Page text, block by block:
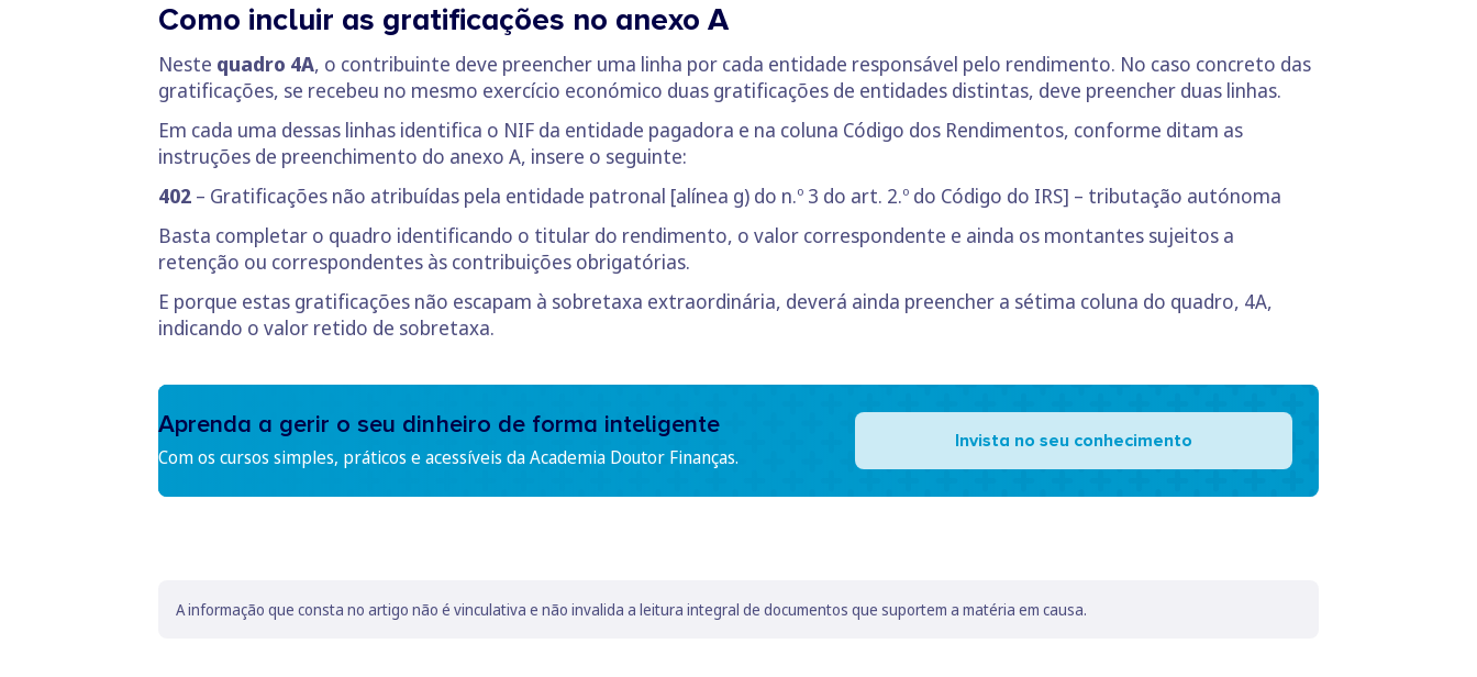
Como incluir as gratificações no anexo A
Neste quadro 4A, o contribuinte deve preencher uma linha por cada entidade responsável pelo rendimento. No caso concreto das
gratificações, se recebeu no mesmo exercício económico duas gratificações de entidades distintas, deve preencher duas linhas.
Em cada uma dessas linhas identifica o NIF da entidade pagadora e na coluna Código dos Rendimentos, conforme ditam as
instruções de preenchimento do anexo A, insere o seguinte:
402 – Gratificações não atribuídas pela entidade patronal [alínea g) do n.º 3 do art. 2.º do Código do IRS] – tributação autónoma
Basta completar o quadro identificando o titular do rendimento, o valor correspondente e ainda os montantes sujeitos a
retenção ou correspondentes às contribuições obrigatórias.
E porque estas gratificações não escapam à sobretaxa extraordinária, deverá ainda preencher a sétima coluna do quadro, 4A,
indicando o valor retido de sobretaxa.
Aprenda a gerir o seu dinheiro de forma inteligente
Com os cursos simples, práticos e acessíveis da Academia Doutor Finanças.
Invista no seu conhecimento
A informação que consta no artigo não é vinculativa e não invalida a leitura integral de documentos que suportem a matéria em causa.